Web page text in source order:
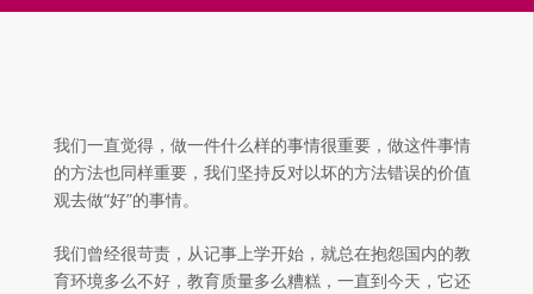
我们一直觉得，做一件什么样的事情很重要，做这件事情
的方法也同样重要，我们坚持反对以坏的方法错误的价值
观去做“好”的事情。
我们曾经很苛责，从记事上学开始，就总在抱怨国内的教
育环境多么不好，教育质量多么糟糕，一直到今天，它还